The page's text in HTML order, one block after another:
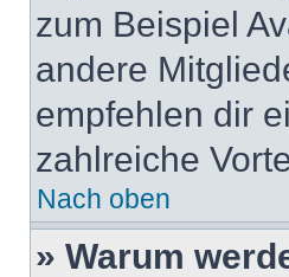
zum Beispiel
andere
empfehlen dir
zahlreiche
Nach oben
» Warum